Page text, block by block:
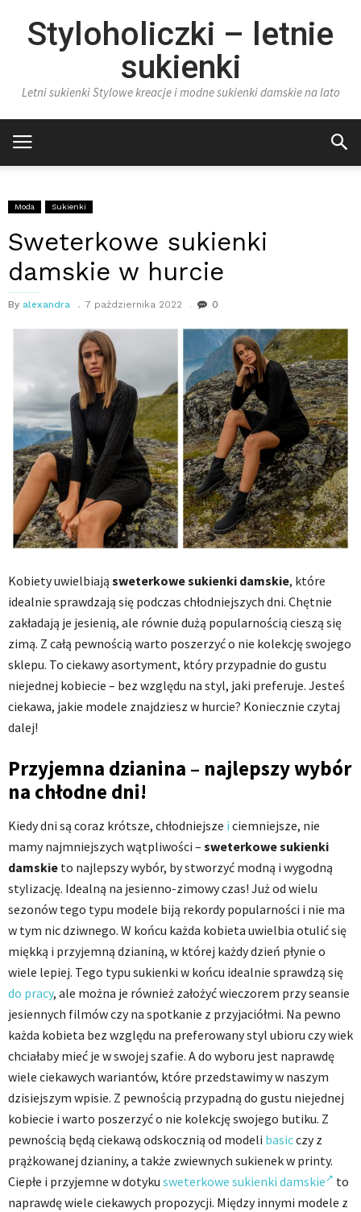
Styloholiczki – letnie
sukienki
Letni sukienki Stylowe kreacje i modne sukienki damskie na lato
Moda Sukienki
Sweterkowe sukienki
damskie w hurcie
By alexandra 7 października 2022 0
Kobiety uwielbiają sweterkowe sukienki damskie, które
idealnie sprawdzają się podczas chłodniejszych dni. Chętnie
zakładają je jesienią, ale równie dużą popularnością cieszą się
zimą. Z całą pewnością warto poszerzyć o nie kolekcję swojego
sklepu. To ciekawy asortyment, który przypadnie do gustu
niejednej kobiecie – bez względu na styl, jaki preferuje. Jesteś
ciekawa, jakie modele znajdziesz w hurcie? Koniecznie czytaj
dalej!
Przyjemna dzianina – najlepszy wybór
na chłodne dni!
Kiedy dni są coraz krótsze, chłodniejsze i ciemniejsze, nie
mamy najmniejszych wątpliwości – sweterkowe sukienki
damskie to najlepszy wybór, by stworzyć modną i wygodną
stylizację. Idealną na jesienno-zimowy czas! Już od wielu
sezonów tego typu modele biją rekordy popularności i nie ma
w tym nic dziwnego. W końcu każda kobieta uwielbia otulić się
miękką i przyjemną dzianiną, w której każdy dzień płynie o
wiele lepiej. Tego typu sukienki w końcu idealnie sprawdzą się
do pracy, ale można je również założyć wieczorem przy seansie
jesiennych filmów czy na spotkanie z przyjaciółmi. Na pewno
każda kobieta bez względu na preferowany styl ubioru czy wiek
chciałaby mieć je w swojej szafie. A do wyboru jest naprawdę
wiele ciekawych wariantów, które przedstawimy w naszym
dzisiejszym wpisie. Z pewnością przypadną do gustu niejednej
kobiecie i warto poszerzyć o nie kolekcję swojego butiku. Z
pewnością będą ciekawą odskocznią od modeli basicczy z
prążkowanej dzianiny, a także zwiewnych sukienek w printy.
Ciepłe i przyjemne w dotyku sweterkowe sukienki damskie
to
naprawdę wiele ciekawych propozycji. Między innymi modele z